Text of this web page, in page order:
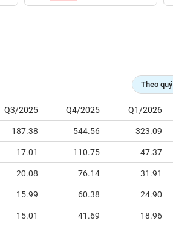
Theo quý
Q3/2025 Q4/2025 Q1/2026
187.38 544.56 323.09
17.01 110.75 47.37
20.08 76.14 31.91
15.99 60.38 24.90
15.01 41.69 18.96